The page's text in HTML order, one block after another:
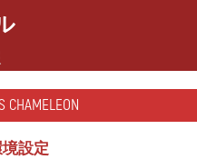
境設定